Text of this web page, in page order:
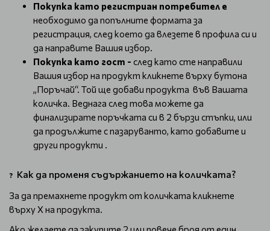
Покупка като регистриан потребител e
необходимо да попълните формата за
регистрация, след което да влезете в профила си и
да направите Вашия избор.
Покупка като гост - след като сте направили
Вашия избор на продукт кликнете върху бутона
„Поръчай“. Той ще добави продукта във Вашата
количка. Веднага след това можете да
финализирате поръчката си в 2 бързи стъпки, или
да продължите с пазаруванто, като добавите и
други продукти .
❓ Как да променя съдържанието на количката?
За да премахнете продукт от количката кликнете
върху Х на продукта.